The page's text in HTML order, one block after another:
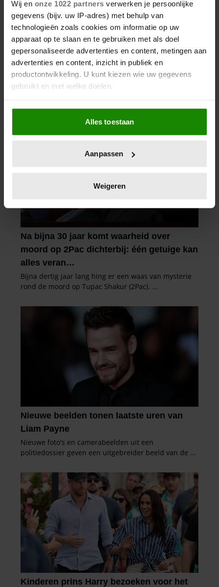
Wij en onze 1022 partners verwerken je persoonlijke
gegevens (bijv. uw IP-adres) met behulp van
technologieën zoals cookies om informatie op uw
apparaat op te slaan en te gebruiken met als doel
gepersonaliseerde advertenties en content, metingen aan
advertenties en content, inzicht in publiek en
productontwikkeling. U kunt kiezen wie uw gegevens
gebruikt en met welke doelen.
Als u het toestaat, willen we ook graag:
Informatie verzamelen over uw geografische
locatie, die tot een paar meter nauwkeurig kan zijn
scannen op specifieke eigenschappen (fingerprinting)
verwerkt en stel uw voorkeuren in het
intrekken in de Cookieverklaring.
personaliseren, om functies voor social media te bieden
en om ons websiteverkeer te analyseren. Ook delen we
informatie over uw gebruik van onze site met onze
partners voor social media, adverteren en analyse. Deze
partners kunnen deze gegevens combineren met andere
verzameld op basis van uw gebruik van hun services. U
gaat akkoord met onze cookies als u onze website blijft
Alles toestaan
Aanpassen
Weigeren